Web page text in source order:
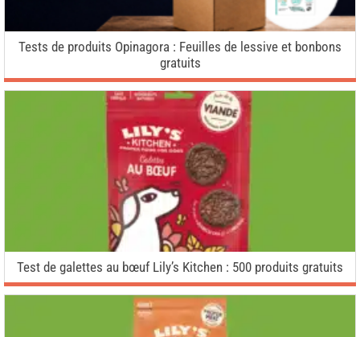
Tests de produits Opinagora : Feuilles de lessive et bonbons
gratuits
Test de galettes au bœuf Lily’s Kitchen : 500 produits gratuits